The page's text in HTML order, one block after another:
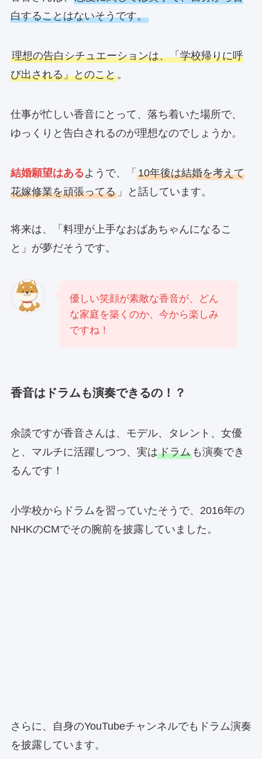
白することはないそうです。
理想の告白シチュエーションは、「学校帰りに呼
び出される」とのこと。
仕事が忙しい香音にとって、落ち着いた場所で、
ゆっくりと告白されるのが理想なのでしょうか。
結婚願望はあるようで、「 10年後は結婚を考えて
花嫁修業を頑張ってる」と話しています。
将来は、「料理が上手なおばあちゃんになるこ
と」が夢だそうです。
優しい笑顔が素敵な香音が、どん
な家庭を築くのか、今から楽しみ
ですね！
香音はドラムも演奏できるの！？
余談ですが香音さんは、モデル、タレント、女優
と、マルチに活躍しつつ、実はドラムも演奏でき
るんです！
小学校からドラムを習っていたそうで、2016年の
NHKのCMでその腕前を披露していました。
さらに、自身のYouTubeチャンネルでもドラム演奏
を披露しています。